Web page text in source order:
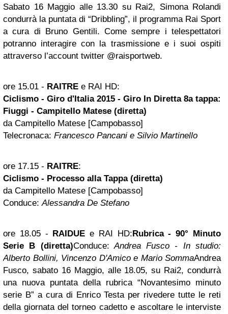
Sabato 16 Maggio alle 13.30 su Rai2, Simona Rolandi
condurrà la puntata di “Dribbling”, il programma Rai Sport
a cura di Bruno Gentili. Come sempre i telespettatori
potranno interagire con la trasmissione e i suoi ospiti
attraverso l’account twitter @raisportweb.
ore 15.01 - RAITRE e RAI HD:
Ciclismo - Giro d'Italia 2015 - Giro In Diretta 8a tappa:
Fiuggi - Campitello Matese (diretta)
da Campitello Matese [Campobasso]
Telecronaca: Francesco Pancani e Silvio Martinello
ore 17.15 - RAITRE:
Ciclismo - Processo alla Tappa (diretta)
da Campitello Matese [Campobasso]
Conduce:Alessandra De Stefano
ore 18.05 - RAIDUEe RAI HD:Rubrica - 90° Minuto
Serie B (diretta)Conduce: Andrea Fusco - In studio:
Alberto Bollini, Vincenzo D'Amico e Mario SommaAndrea
Fusco, sabato 16 Maggio, alle 18.05, su Rai2, condurrà
una nuova puntata della rubrica “Novantesimo minuto
serie B” a cura di Enrico Testa per rivedere tutte le reti
della giornata del torneo cadetto e ascoltare le interviste